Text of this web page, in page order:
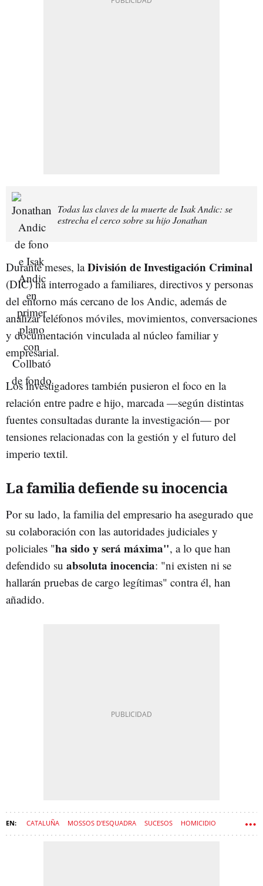
Todas las claves de la muerte de Isak Andic: se
estrecha el cerco sobre su hijo Jonathan
Durante meses, laDivisión de Investigación Criminal
(DIC) ha interrogado a familiares, directivos y personas
del entorno más cercano de los Andic, además de
analizar teléfonos móviles, movimientos, conversaciones
y documentación vinculada al núcleo familiar y
empresarial.
Los investigadores también pusieron el foco en la
relación entre padre e hijo, marcada —según distintas
fuentes consultadas durante la investigación— por
tensiones relacionadas con la gestión y el futuro del
imperio textil.
La familia defiende su inocencia
Por su lado, la familia del empresario ha asegurado que
su colaboración con las autoridades judiciales y
policiales "ha sido y será máxima", a lo que han
defendido su absoluta inocencia: "ni existen ni se
hallarán pruebas de cargo legítimas" contra él, han
añadido.
CATALUÑA MOSSOS D'ESQUADRA SUCESOS HOMICIDIO